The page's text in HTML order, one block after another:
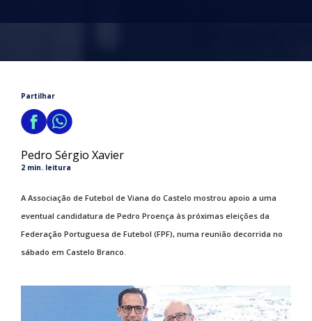
Partilhar
Pedro Sérgio Xavier
2 min. leitura
A Associação de Futebol de Viana do Castelo mostrou apoio a uma
eventual candidatura de Pedro Proença às próximas eleições da
Federação Portuguesa de Futebol (FPF), numa reunião decorrida no
sábado em Castelo Branco.